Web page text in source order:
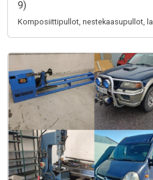
9)
Komposiittipullot, nestekaasupullot,